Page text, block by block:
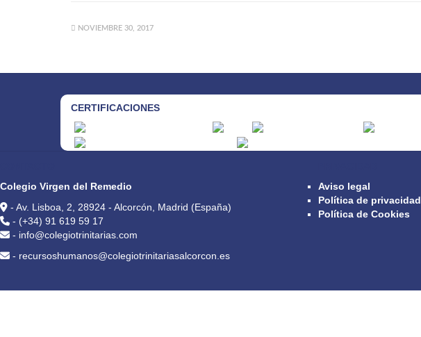
NOVIEMBRE 30, 2017
CERTIFICACIONES
Colegio Virgen del Remedio
- Av. Lisboa, 2, 28924 - Alcorcón, Madrid (España)
- (+34) 91 619 59 17
- info@colegiotrinitarias.com
- recursoshumanos@colegiotrinitariasalcorcon.es
Aviso legal
Política de privacidad
Política de Cookies